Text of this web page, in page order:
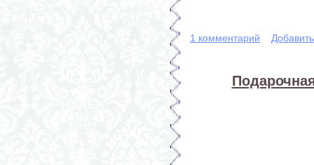
1 комментарий